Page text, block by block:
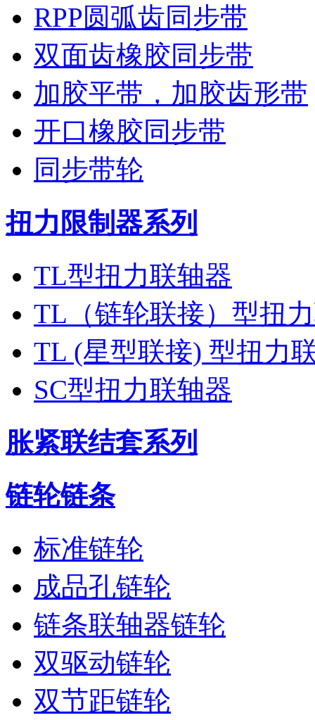
RPP圆弧齿同步带
双面齿橡胶同步带
加胶平带，加胶齿形带
开口橡胶同步带
同步带轮
扭力限制器系列
TL型扭力联轴器
TL（链轮联接）型扭
TL (星型联接) 型扭力
SC型扭力联轴器
胀紧联结套系列
链轮链条
标准链轮
成品孔链轮
链条联轴器链轮
双驱动链轮
双节距链轮